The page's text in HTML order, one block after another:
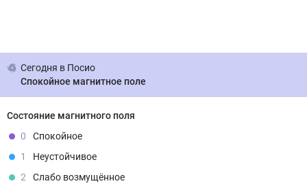
Сегодня в Посио
Спокойное магнитное поле
Состояние магнитного поля
0
Спокойное
1
Неустойчивое
2
Слабо возмущённое